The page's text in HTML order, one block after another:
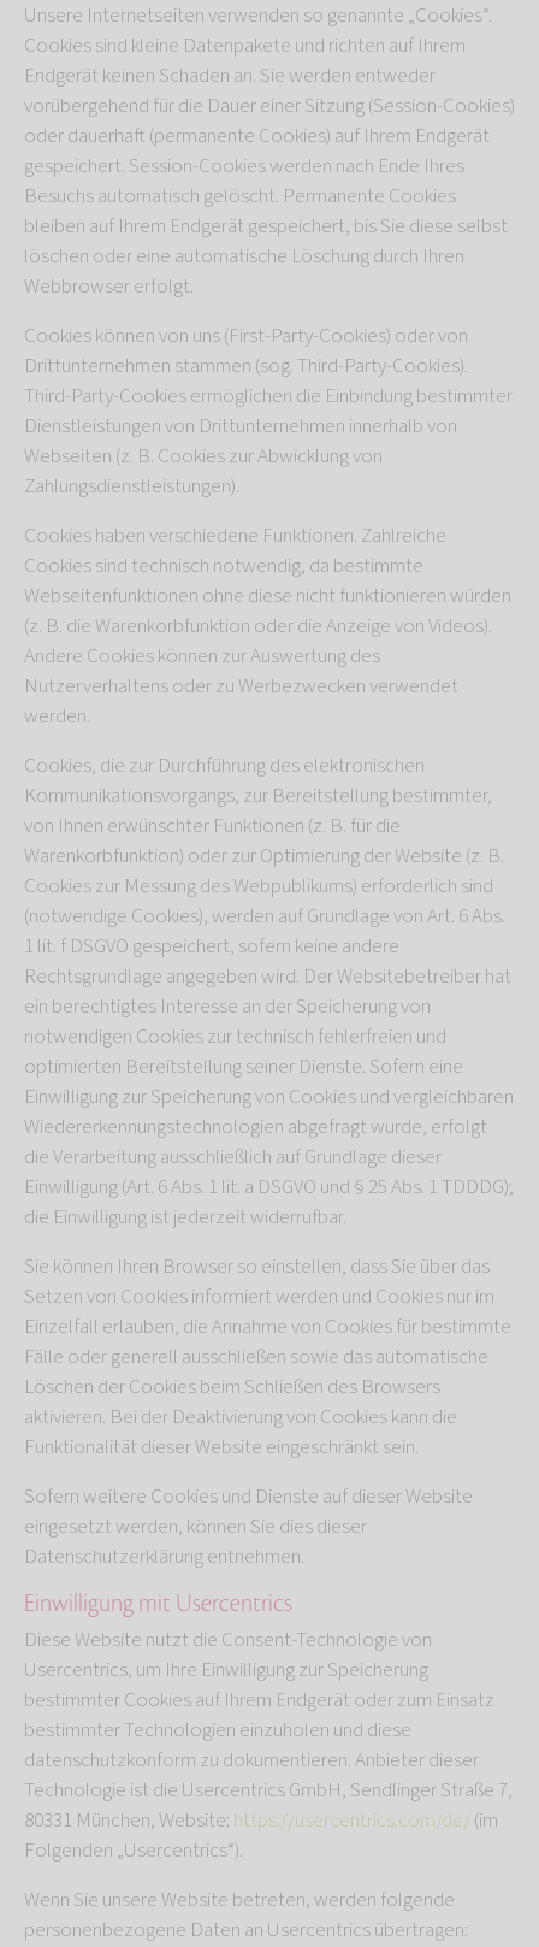
Unsere Internetseiten verwenden so genannte „Cookies“.
Cookies sind kleine Datenpakete und richten auf Ihrem
Endgerät keinen Schaden an. Sie werden entweder
vorübergehend für die Dauer einer Sitzung (Session-Cookies)
oder dauerhaft (permanente Cookies) auf Ihrem Endgerät
gespeichert. Session-Cookies werden nach Ende Ihres
Besuchs automatisch gelöscht. Permanente Cookies
bleiben auf Ihrem Endgerät gespeichert, bis Sie diese selbst
löschen oder eine automatische Löschung durch Ihren
Webbrowser erfolgt.
Cookies können von uns (First-Party-Cookies) oder von
Drittunternehmen stammen (sog. Third-Party-Cookies).
Third-Party-Cookies ermöglichen die Einbindung bestimmter
Dienstleistungen von Drittunternehmen innerhalb von
Webseiten (z. B. Cookies zur Abwicklung von
Zahlungsdienstleistungen).
Cookies haben verschiedene Funktionen. Zahlreiche
Cookies sind technisch notwendig, da bestimmte
Webseitenfunktionen ohne diese nicht funktionieren würden
(z. B. die Warenkorbfunktion oder die Anzeige von Videos).
Andere Cookies können zur Auswertung des
Nutzerverhaltens oder zu Werbezwecken verwendet
werden.
Cookies, die zur Durchführung des elektronischen
Kommunikationsvorgangs, zur Bereitstellung bestimmter,
von Ihnen erwünschter Funktionen (z. B. für die
Warenkorbfunktion) oder zur Optimierung der Website (z. B.
Cookies zur Messung des Webpublikums) erforderlich sind
(notwendige Cookies), werden auf Grundlage von Art. 6 Abs.
1 lit. f DSGVO gespeichert, sofern keine andere
Rechtsgrundlage angegeben wird. Der Websitebetreiber hat
ein berechtigtes Interesse an der Speicherung von
notwendigen Cookies zur technisch fehlerfreien und
optimierten Bereitstellung seiner Dienste. Sofern eine
Einwilligung zur Speicherung von Cookies und vergleichbaren
Wiedererkennungstechnologien abgefragt wurde, erfolgt
die Verarbeitung ausschließlich auf Grundlage dieser
Einwilligung (Art. 6 Abs. 1 lit. a DSGVO und § 25 Abs. 1 TDDDG);
die Einwilligung ist jederzeit widerrufbar.
Sie können Ihren Browser so einstellen, dass Sie über das
Setzen von Cookies informiert werden und Cookies nur im
Einzelfall erlauben, die Annahme von Cookies für bestimmte
Fälle oder generell ausschließen sowie das automatische
Löschen der Cookies beim Schließen des Browsers
aktivieren. Bei der Deaktivierung von Cookies kann die
Funktionalität dieser Website eingeschränkt sein.
Sofern weitere Cookies und Dienste auf dieser Website
eingesetzt werden, können Sie dies dieser
Datenschutzerklärung entnehmen.
Einwilligung mit Usercentrics
Diese Website nutzt die Consent-Technologie von
Usercentrics, um Ihre Einwilligung zur Speicherung
bestimmter Cookies auf Ihrem Endgerät oder zum Einsatz
bestimmter Technologien einzuholen und diese
datenschutzkonform zu dokumentieren. Anbieter dieser
Technologie ist die Usercentrics GmbH, Sendlinger Straße 7,
80331 München, Website: https://usercentrics.com/de/(im
Folgenden „Usercentrics“).
Wenn Sie unsere Website betreten, werden folgende
personenbezogene Daten an Usercentrics übertragen: